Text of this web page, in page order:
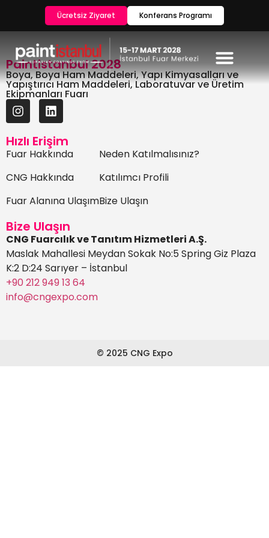
Ücretsiz Ziyaret Konferans Programı
Paintistanbul 2028
Boya, Boya Ham Maddeleri, Yapı Kimyasalları ve
Yapıştırıcı Ham Maddeleri, Laboratuvar ve Üretim
Ekipmanları Fuarı
Hızlı Erişim
Fuar Hakkında
CNG Hakkında
Fuar Alanına Ulaşım
Neden Katılmalısınız?
Katılımcı Profili
Bize Ulaşın
Bize Ulaşın
CNG Fuarcılık ve Tanıtım Hizmetleri A.Ş.
Maslak Mahallesi Meydan Sokak No:5 Spring Giz Plaza
K:2 D:24 Sarıyer – İstanbul
+90 212 949 13 64
info@cngexpo.com
© 2025 CNG Expo